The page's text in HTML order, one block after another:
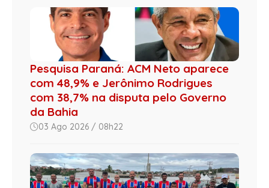
Pesquisa Paraná: ACM Neto aparece
com 48,9% e Jerônimo Rodrigues
com 38,7% na disputa pelo Governo
da Bahia
03 Ago 2026 / 08h22